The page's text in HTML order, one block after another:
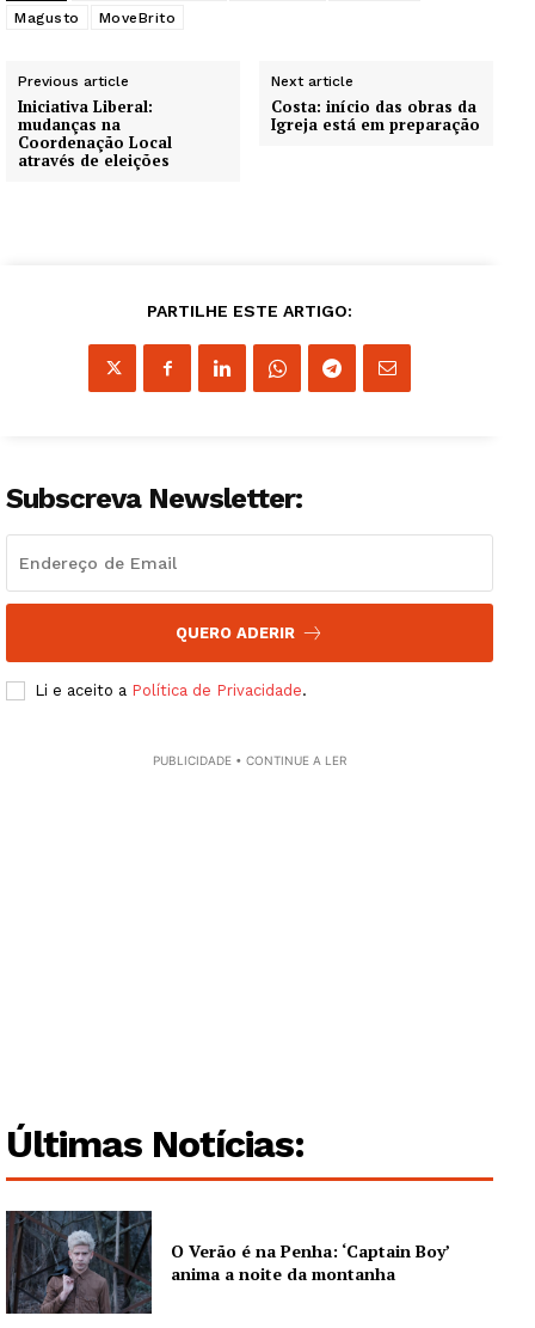
SUBSCREVA JÁ!
Magusto
MoveBrito
Previous article
Iniciativa Liberal:
mudanças na
Coordenação Local
através de eleições
Next article
Costa: início das obras da
Igreja está em preparação
PARTILHE ESTE ARTIGO:
Subscreva Newsletter:
QUERO ADERIR
Li e aceito a Política de Privacidade.
PUBLICIDADE • CONTINUE A LER
Últimas Notícias:
O Verão é na Penha: ‘Captain Boy’
anima a noite da montanha